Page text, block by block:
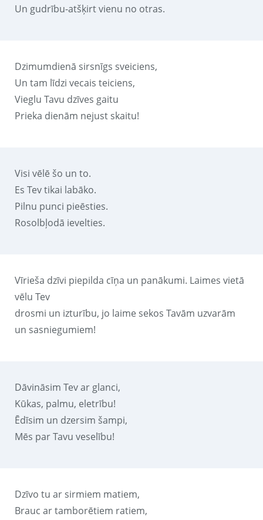
Un gudrību-atšķirt vienu no otras.
Dzimumdienā sirsnīgs sveiciens,
Un tam līdzi vecais teiciens,
Vieglu Tavu dzīves gaitu
Prieka dienām nejust skaitu!
Visi vēlē šo un to.
Es Tev tikai labāko.
Pilnu punci pieēsties.
Rosolbļodā ievelties.
Vīrieša dzīvi piepilda cīņa un panākumi. Laimes vietā
vēlu Tev
drosmi un izturību, jo laime sekos Tavām uzvarām
un sasniegumiem!
Dāvināsim Tev ar glanci,
Kūkas, palmu, eletrību!
Ēdīsim un dzersim šampi,
Mēs par Tavu veselību!
Dzīvo tu ar sirmiem matiem,
Brauc ar tamborētiem ratiem,